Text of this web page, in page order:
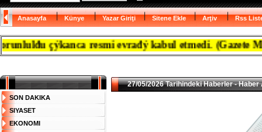
Anasayfa Künye Yazar Giriţi Sitene Ekle Arţiv Rss
çýkanca resmi evrađý kabul etmedi. (Gazete
SON DAKIKA
SIYASET
EKONOMI
27/05/2026 Tarihindeki Haberler - Haber